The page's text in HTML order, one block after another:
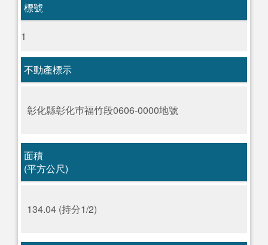
標號
1
不動產標示
彰化縣彰化巿福竹段0606-0000地號
面積
(平方公尺)
134.04 (持分1/2)